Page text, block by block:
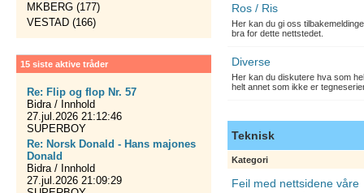
MKBERG (177)
VESTAD (166)
15 siste aktive tråder
Re: Flip og flop Nr. 57
Bidra / Innhold
27.jul.2026 21:12:46
SUPERBOY
Re: Norsk Donald - Hans majones
Donald
Bidra / Innhold
27.jul.2026 21:09:29
Ros / Ris
Her kan du gi oss
bra for dette nettstedet.
Diverse
Her kan du diskutere hva som
helt annet som ikke er
Teknisk
Kategori
Feil med nettsidene våre